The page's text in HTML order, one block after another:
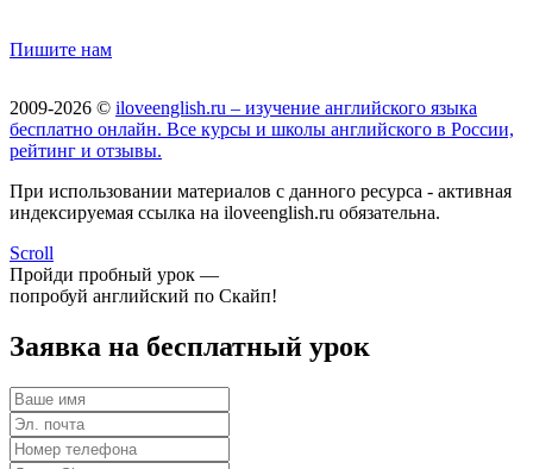
Пишите нам
2009-2026 © iloveenglish.ru – изучение английского языка
бесплатно онлайн. Все курсы и школы английского в России,
рейтинг и отзывы.
При использовании материалов с данного ресурса - активная
индексируемая ссылка на iloveenglish.ru обязательна.
Scroll
Пройди пробный урок —
попробуй английский по Скайп!
Заявка на бесплатный урок